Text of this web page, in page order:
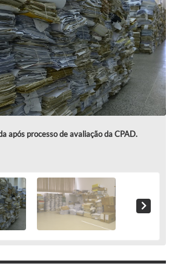
após processo de avaliação da CPAD.